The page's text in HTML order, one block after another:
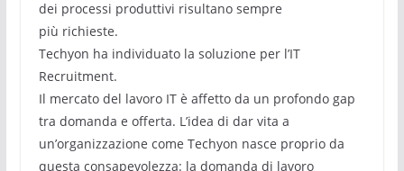
dei processi produttivi risultano sempre
più richieste.
Techyon ha individuato la soluzione per l’IT
Recruitment.
Il mercato del lavoro IT è affetto da un profondo gap
tra domanda e offerta. L’idea di dar vita a
un’organizzazione come Techyon nasce proprio da
questa consapevolezza: la domanda di lavoro